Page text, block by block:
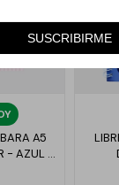
SUSCRIBIRME
A5
- AZUL Y